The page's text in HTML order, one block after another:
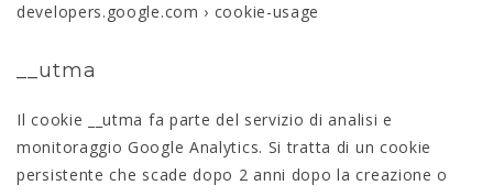
developers.google.com › cookie-usage
__utma
Il cookie __utma fa parte del servizio di analisi e
monitoraggio Google Analytics. Si tratta di un cookie
persistente che scade dopo 2 anni dopo la creazione o